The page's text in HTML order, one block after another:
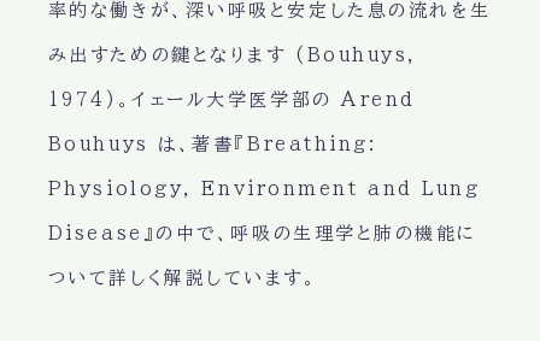
率的な働きが、深い呼吸と安定した息の流れを生
み出すための鍵となります (Bouhuys,
1974)。イェール大学医学部の Arend
Bouhuys は、著書『Breathing:
Physiology, Environment and Lung
Disease』の中で、呼吸の生理学と肺の機能に
ついて詳しく解説しています。